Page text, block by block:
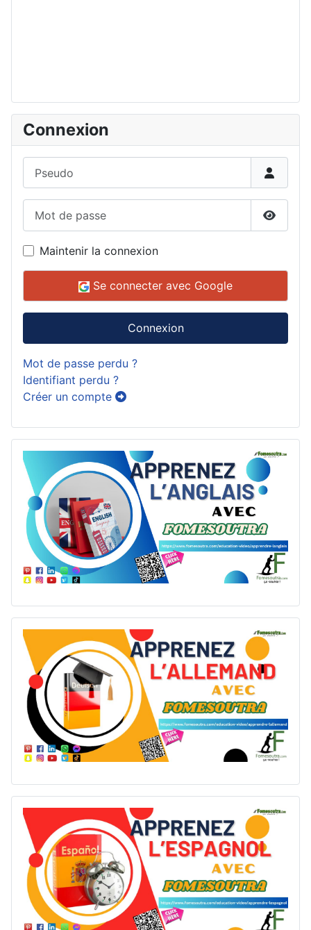
Connexion
Maintenir la connexion
Se connecter avec Google
Connexion
Mot de passe perdu ?
Identifiant perdu ?
Créer un compte